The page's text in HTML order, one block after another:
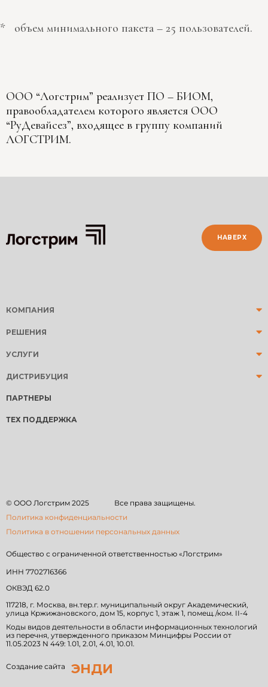
* объем минимального пакета – 25 пользователей.
ООО “Логстрим” реализует ПО – БИОМ,
правообладателем которого является ООО
“РуДевайсез”, входящее в группу компаний
ЛОГСТРИМ.
НАВЕРХ
КОМПАНИЯ
РЕШЕНИЯ
УСЛУГИ
ДИСТРИБУЦИЯ
ПАРТНЕРЫ
ТЕХ ПОДДЕРЖКА
© ООО Логстрим 2025 Все права защищены.
Политика конфиденциальности
Политика в отношении персональных данных
Общество с ограниченной ответственностью «Логстрим»
ИНН 7702716366
ОКВЭД 62.0
117218, г. Москва, вн.тер.г. муниципальный округ Академический,
улица Кржижановского, дом 15, корпус 1, этаж 1, помещ./ком. II-4
Коды видов деятельности в области информационных технологий
из перечня, утвержденного приказом Минцифры России от
11.05.2023 N 449: 1.01, 2.01, 4.01, 10.01.
Создание сайта ЭНДИ